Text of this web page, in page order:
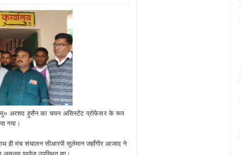
मु० अरशद हुसैन का चयन असिस्टेंट प्रोफेसर के रूप
गया।
ही मंच संचालन सीआरपी सुलेमान जहाँगीर आजाद ने